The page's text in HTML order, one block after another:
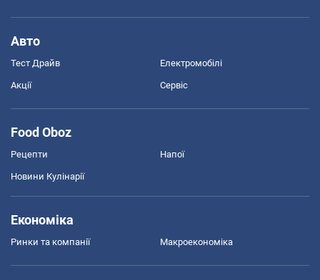
Авто
Тест Драйв Електромобілі
Акції Сервіс
Food Oboz
Рецепти Напої
Новини Кулінарії
Економіка
Ринки та компанії Макроекономіка